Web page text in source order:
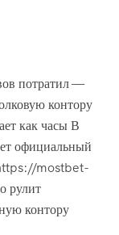
потратил —
контору
как часы В
официальный
mostbet-
рулит
контору